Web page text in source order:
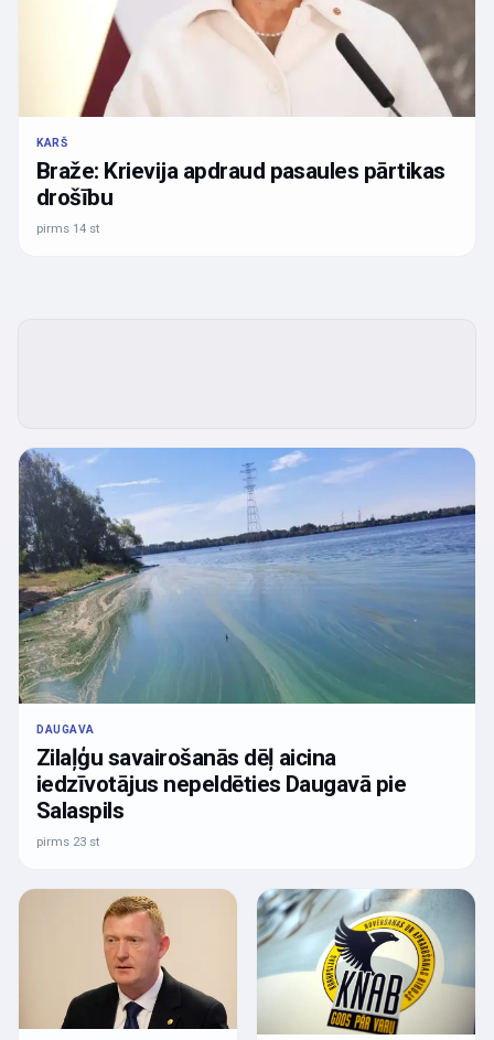
KARŠ
Braže: Krievija apdraud pasaules pārtikas
drošību
pirms 14 st
DAUGAVA
Zilaļģu savairošanās dēļ aicina
iedzīvotājus nepeldēties Daugavā pie
Salaspils
pirms 23 st